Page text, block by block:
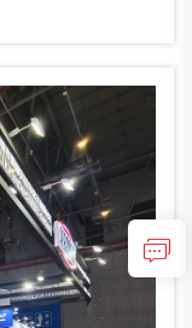
展館です。